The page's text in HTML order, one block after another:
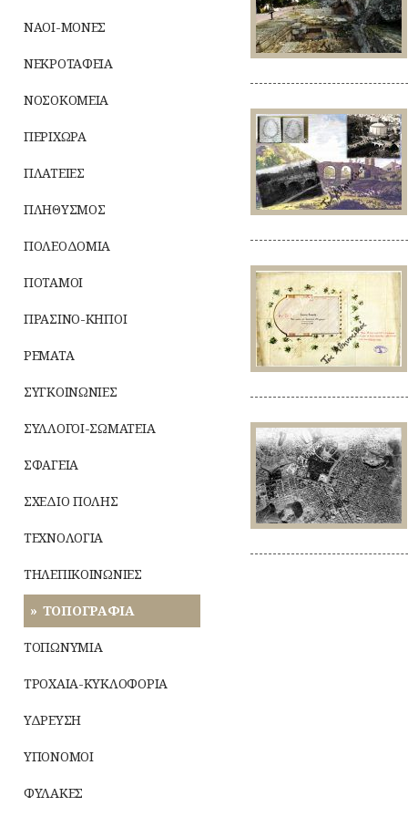
ΝΑΟΙ-ΜΟΝΕΣ
ΝΕΚΡΟΤΑΦΕΙΑ
ΝΟΣΟΚΟΜΕΙΑ
ΠΕΡΙΧΩΡΑ
ΠΛΑΤΕΙΕΣ
ΠΛΗΘΥΣΜΟΣ
ΠΟΛΕΟΔΟΜΙΑ
ΠΟΤΑΜΟΙ
ΠΡΑΣΙΝΟ-ΚΗΠΟΙ
ΡΕΜΑΤΑ
ΣΥΓΚΟΙΝΩΝΙΕΣ
ΣΥΛΛΟΓΟΙ-ΣΩΜΑΤΕΙΑ
ΣΦΑΓΕΙΑ
ΣΧΕΔΙΟ ΠΟΛΗΣ
ΤΕΧΝΟΛΟΓΙΑ
ΤΗΛΕΠΙΚΟΙΝΩΝΙΕΣ
ΤΟΠΟΓΡΑΦΙΑ
ΤΟΠΩΝΥΜΙΑ
ΤΡΟΧΑΙΑ-ΚΥΚΛΟΦΟΡΙΑ
ΥΔΡΕΥΣΗ
ΥΠΟΝΟΜΟΙ
ΦΥΛΑΚΕΣ
κλεψύδρα
της
Ακροπόλεως
:
Η
γέφυρα
του
Παναθηναϊκού
Σταδίου
και
το
τέλος
της
:
Το
πρώτο
σχέδιο
για
γήπεδο
τέννις
στο
των
Αθηνών
το
1891!
:
1928:
Η
πρώτη
απογραφή
με
αεροφωτογράφηση
στην